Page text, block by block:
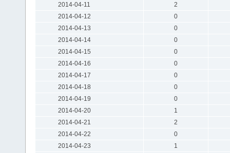
2014-04-11
2
2014-04-12
0
2014-04-13
0
2014-04-14
0
2014-04-15
0
2014-04-16
0
2014-04-17
0
2014-04-18
0
2014-04-19
0
2014-04-20
1
2014-04-21
2
2014-04-22
0
2014-04-23
1